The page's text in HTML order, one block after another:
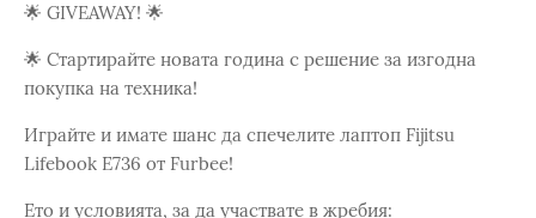
🌟 GIVEAWAY! 🌟
🌟 Стартирайте новата година с решение за изгодна
покупка на техника!
Играйте и имате шанс да спечелите лаптоп Fijitsu
Lifebook E736 от Furbee!
Ето и условията, за да участвате в жребия: